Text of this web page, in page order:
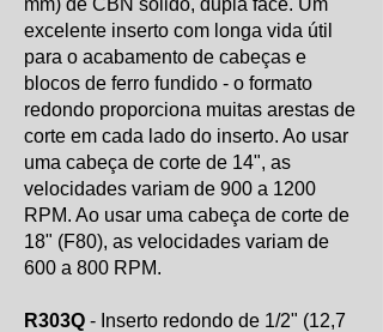
mm) de CBN sólido, dupla face. Um
excelente inserto com longa vida útil
para o acabamento de cabeças e
blocos de ferro fundido - o formato
redondo proporciona muitas arestas de
corte em cada lado do inserto. Ao usar
uma cabeça de corte de 14", as
velocidades variam de 900 a 1200
RPM. Ao usar uma cabeça de corte de
18" (F80), as velocidades variam de
600 a 800 RPM.
R303Q - Inserto redondo de 1/2" (12,7